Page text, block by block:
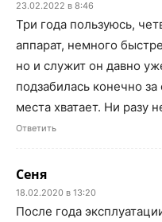
23.02.2022 в 8:46
Три года пользуюсь,
аппарат, немного
но и служит он давно
подзабилась конечно
места хватает. Ни разу
Ответить
Сеня
18.02.2020 в 13:20
После года